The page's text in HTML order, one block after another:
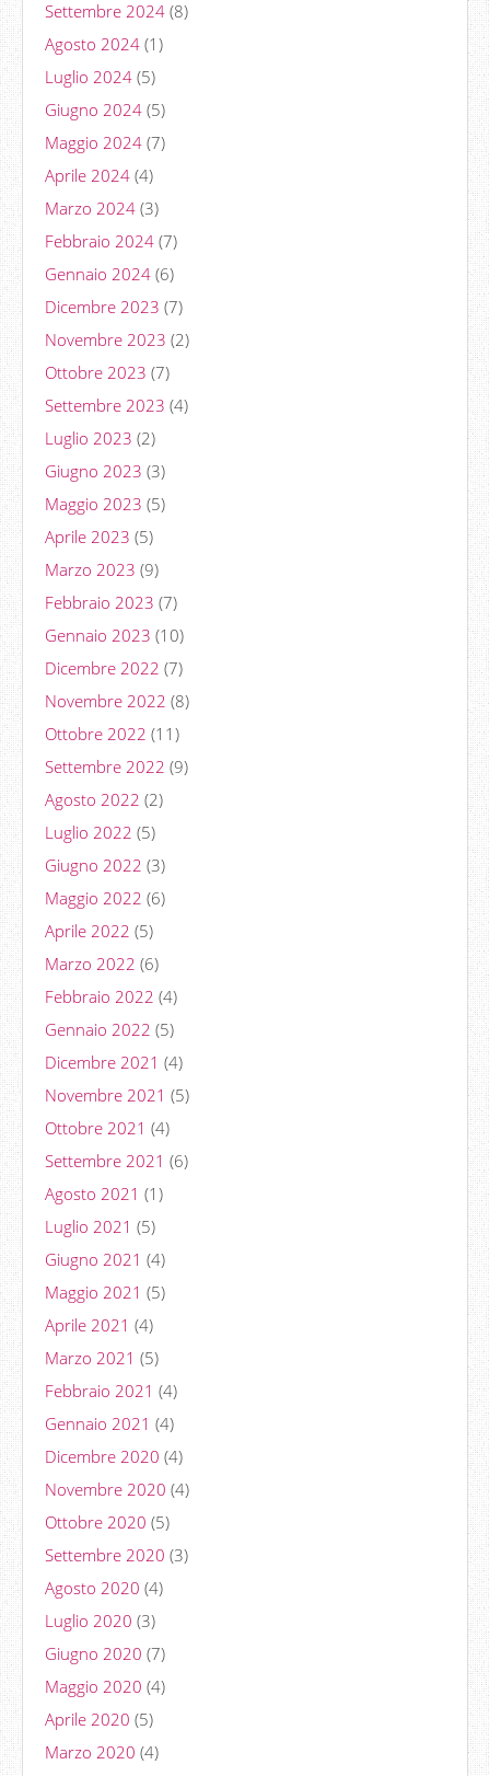
Settembre 2024 (8)
Agosto 2024 (1)
Luglio 2024 (5)
Giugno 2024 (5)
Maggio 2024 (7)
Aprile 2024 (4)
Marzo 2024 (3)
Febbraio 2024 (7)
Gennaio 2024 (6)
Dicembre 2023 (7)
Novembre 2023 (2)
Ottobre 2023 (7)
Settembre 2023 (4)
Luglio 2023 (2)
Giugno 2023 (3)
Maggio 2023 (5)
Aprile 2023 (5)
Marzo 2023 (9)
Febbraio 2023 (7)
Gennaio 2023 (10)
Dicembre 2022 (7)
Novembre 2022 (8)
Ottobre 2022 (11)
Settembre 2022 (9)
Agosto 2022 (2)
Luglio 2022 (5)
Giugno 2022 (3)
Maggio 2022 (6)
Aprile 2022 (5)
Marzo 2022 (6)
Febbraio 2022 (4)
Gennaio 2022 (5)
Dicembre 2021 (4)
Novembre 2021 (5)
Ottobre 2021 (4)
Settembre 2021 (6)
Agosto 2021 (1)
Luglio 2021 (5)
Giugno 2021 (4)
Maggio 2021 (5)
Aprile 2021 (4)
Marzo 2021 (5)
Febbraio 2021 (4)
Gennaio 2021 (4)
Dicembre 2020 (4)
Novembre 2020 (4)
Ottobre 2020 (5)
Settembre 2020 (3)
Agosto 2020 (4)
Luglio 2020 (3)
Giugno 2020 (7)
Maggio 2020 (4)
Aprile 2020 (5)
Marzo 2020 (4)